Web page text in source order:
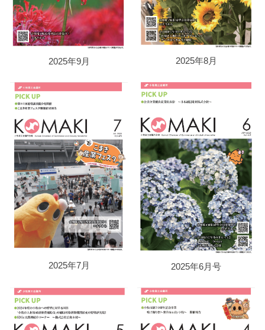
2025年9月 2025年8月
2025年7月 2025年6月号